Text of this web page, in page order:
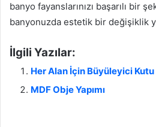
banyo fayanslarınızı başarılı bir
banyonuzda estetik bir değişiklik
İlgili Yazılar:
Her Alan İçin Büyüleyici
MDF Obje Yapımı